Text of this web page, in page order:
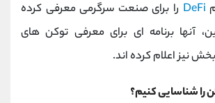
DeFi را برای صنعت سرگرمی معرفی کرده
آنها برنامه ای برای معرفی توکن های
نیز اعلام کرده اند.
شناسایی کنیم؟